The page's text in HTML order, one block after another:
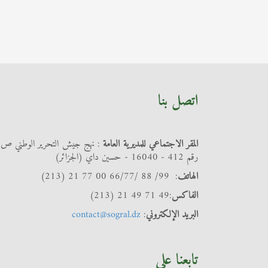
اتصل بنا
المقر الاجتماعي للمديرية العامة : نهج جيش التحرير
رقم 412 - 16040 - حسين داي (الجزائر)
الهاتف: 99/ 88 /66/77 00 77 21 (213)
الفاكس:49 71 49 21 (213)
البريد الإلكتروني:
contact@sogral.dz
تابعنا على